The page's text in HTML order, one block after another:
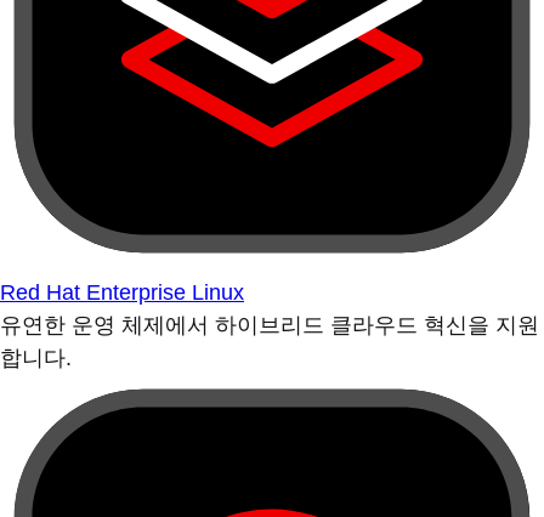
Red Hat Enterprise Linux
유연한 운영 체제에서 하이브리드 클라우드 혁신을 지원
합니다.